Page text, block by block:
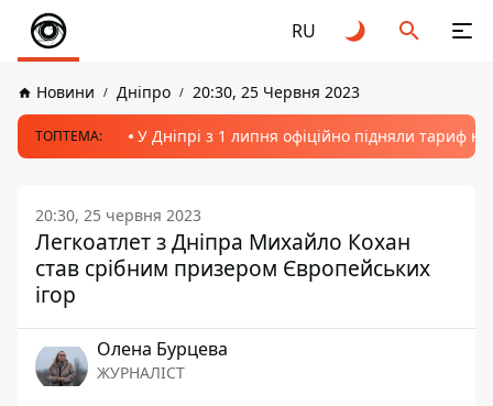
RU
Новини Дніпро 20:30, 25 Червня 2023
ТОПТЕМА: У Дніпрі з 1 липня офіційно підняли тариф
20:30, 25 червня 2023
Легкоатлет з Дніпра Михайло Кохан
став срібним призером Європейських
ігор
Олена Бурцева
ЖУРНАЛІСТ